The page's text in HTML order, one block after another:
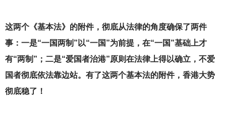
这两个《基本法》的附件，彻底从法律的角度确保了两件
事：一是“一国两制”以“一国”为前提，在“一国”基础上才
有“两制”；二是“爱国者治港”原则在法律上得以确立，不爱
国者彻底依法靠边站。有了这两个基本法的附件，香港大势
彻底稳了！